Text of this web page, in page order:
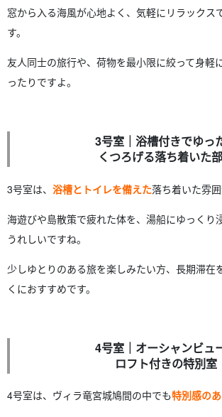
窓から入る海風が心地よく、気軽にリラックス
す。
友人同士の旅行や、荷物を最小限に絞って身軽
ったりですよ。
3号室｜浴槽付きでゆっ
くつろげる落ち着いた
3号室は、 浴槽とトイレを備えた落ち着いた雰囲
海遊びや島散策で疲れた体を、湯船にゆっくり
うれしいですね。
少しゆとりのある旅を楽しみたい方、長期滞在
くにおすすめです。
4号室｜オーシャンビュ
ロフト付きの特別室
4号室は、ヴィラ竜宮城鳩間の中でも特別感の